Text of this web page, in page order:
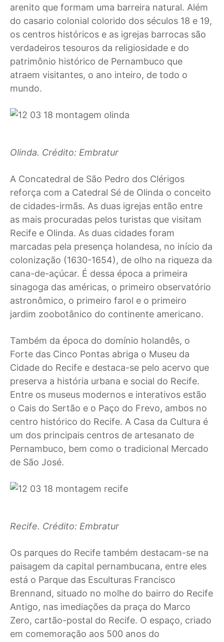
arenito que formam uma barreira natural. Além
do casario colonial colorido dos séculos 18 e 19,
os centros históricos e as igrejas barrocas são
verdadeiros tesouros da religiosidade e do
patrimônio histórico de Pernambuco que
atraem visitantes, o ano inteiro, de todo o
mundo.
Olinda. Crédito: Embratur
A Concatedral de São Pedro dos Clérigos
reforça com a Catedral Sé de Olinda o conceito
de cidades-irmãs. As duas igrejas então entre
as mais procuradas pelos turistas que visitam
Recife e Olinda. As duas cidades foram
marcadas pela presença holandesa, no início da
colonização (1630-1654), de olho na riqueza da
cana-de-açúcar. É dessa época a primeira
sinagoga das américas, o primeiro observatório
astronômico, o primeiro farol e o primeiro
jardim zoobotânico do continente americano.
Também da época do domínio holandês, o
Forte das Cinco Pontas abriga o Museu da
Cidade do Recife e destaca-se pelo acervo que
preserva a história urbana e social do Recife.
Entre os museus modernos e interativos estão
o Cais do Sertão e o Paço do Frevo, ambos no
centro histórico do Recife. A Casa da Cultura é
um dos principais centros de artesanato de
Pernambuco, bem como o tradicional Mercado
de São José.
Recife. Crédito: Embratur
Os parques do Recife também destacam-se na
paisagem da capital pernambucana, entre eles
está o Parque das Esculturas Francisco
Brennand, situado no molhe do bairro do Recife
Antigo, nas imediações da praça do Marco
Zero, cartão-postal do Recife. O espaço, criado
em comemoração aos 500 anos do